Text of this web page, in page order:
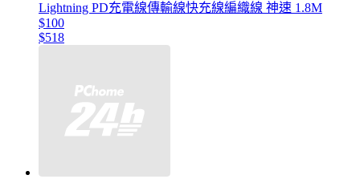
Lightning PD充電線傳輸線快充線編織線 神速 1.8M
$100
$518